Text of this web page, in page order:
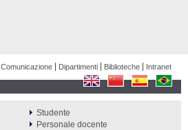
Comunicazione Dipartimenti Biblioteche Intranet
Studente
Personale docente